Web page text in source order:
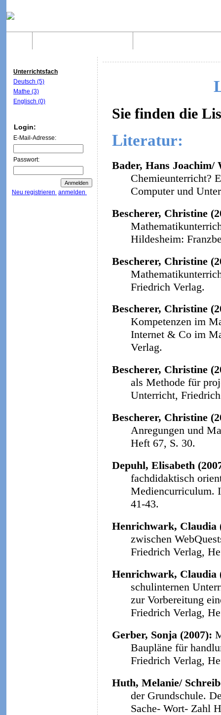
Unterrichtsfach
Deutsch (5)
Mathe (3)
Englisch (0)
Login:
E-Mail-Adresse:
Passwort:
Neu registrieren anmelden
Sie finden die
Literatur:
Bader, Hans Joachim/
Chemieunterricht?
Computer und
Bescherer, Christine
Hildesheim:
Bescherer, Christine
Friedrich Verlag.
Bescherer, Christine
Kompetenzen im
Internet & Co im
Verlag.
Bescherer, Christine
als Methode für
Unterricht,
Bescherer, Christine
Anregungen und
Heft 67, S. 30.
Depuhl, Elisabeth
fachdidaktisch
Mediencurriculum.
41-43.
Henrichwark, Claudia
zwischen
Friedrich Verlag,
Henrichwark, Claudia
schulinternen
zur Vorbereitung
Friedrich Verlag,
Gerber, Sonja (2007):
Baupläne für
Friedrich Verlag,
Huth, Melanie/
der Grundschule.
Sache- Wort- Zahl